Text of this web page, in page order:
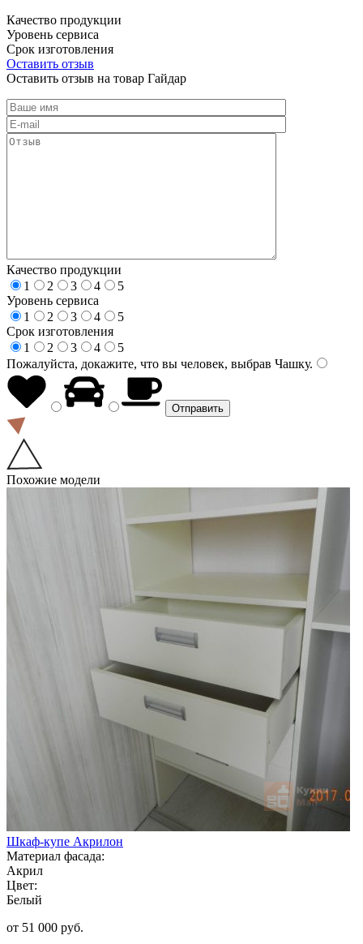
Качество продукции
Уровень сервиса
Срок изготовления
Оставить отзыв
Оставить отзыв на товар Гайдар
Качество продукции
1
2 3 4
5
Уровень сервиса
1
2 3 4
5
Срок изготовления
1
2 3 4
5
Пожалуйста, докажите, что вы человек, выбрав Чашку.
Похожие модели
Шкаф-купе Акрилон
Материал фасада:
Акрил
Цвет:
Белый
от 51 000 руб.